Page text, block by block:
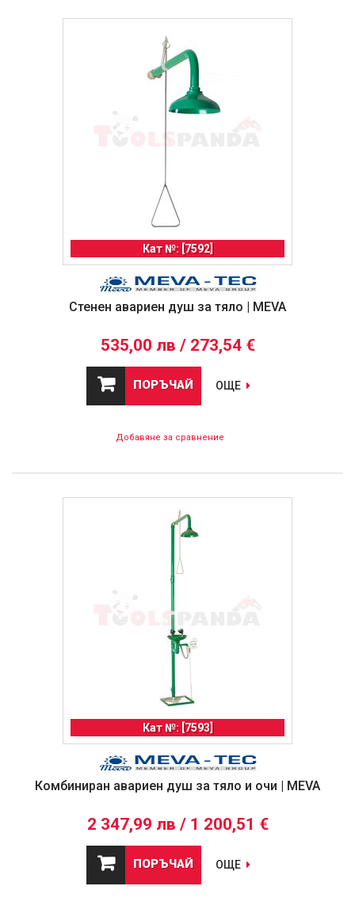
Кат №: [7592]
Стенен авариен душ за тяло | MEVA
535,00 лв / 273,54 €
ПОРЪЧАЙ ОЩЕ
Добавяне за сравнение
Кат №: [7593]
Комбиниран авариен душ за тяло и очи | MEVA
2 347,99 лв / 1 200,51 €
ПОРЪЧАЙ ОЩЕ